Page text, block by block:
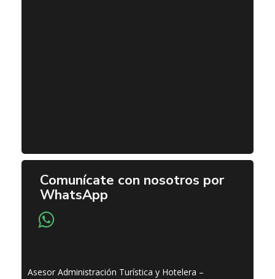
Comunícate con nosotros por
WhatsApp
Asesor Administración Turística y Hotelera –